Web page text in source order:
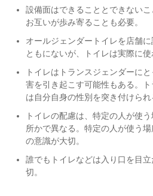
設備面はできることとできない
お互いが歩み寄ることも必要。
オールジェンダートイレを店舗
ともにないが、トイレは実際に使
トイレはトランスジェンダーに
害を引き起こす可能性もある。
は自分自身の性別を突き付けられ
トイレの配慮は、特定の人が使
所かで異なる。特定の人が使う
の意識が大切。
誰でもトイレなどは入り口を目
切。